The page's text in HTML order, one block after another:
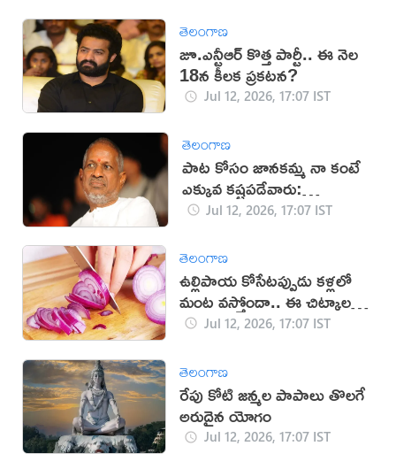
తెలంగాణ
జూ.ఎన్టీఆర్ కొత్త పార్టీ.. ఈ నెల
18న కీలక ప్రకటన?
Jul 12, 2026, 17:07 IST
తెలంగాణ
పాట కోసం జానకమ్మ నా కంటే
ఎక్కువ కష్టపడేవారు:
ఇళయరాజా
Jul 12, 2026, 17:07 IST
తెలంగాణ
ఉల్లిపాయ కోసేటప్పుడు కళ్లలో
మంట వస్తోందా.. ఈ చిట్కాలతో
చెక్!Jul 12, 2026, 17:07 IST
తెలంగాణ
రేపు కోటి జన్మల పాపాలు తొలగే
అరుదైన యోగం
Jul 12, 2026, 17:07 IST